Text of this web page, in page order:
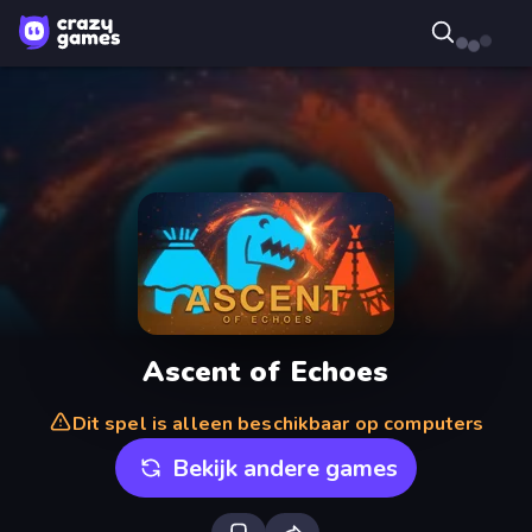
Ascent of Echoes
Dit spel is alleen beschikbaar op computers
Bekijk andere games